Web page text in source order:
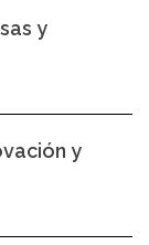
y
y